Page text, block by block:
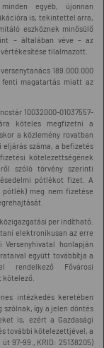
egyéb, újonnan
is, tekintettel arra,
eszköznek minősülő
– általában véve – az
tilalmazott.
189.000.000
fenti magatartás miatt az
10032000-01037557-
köteles megfizetni a
a közlemény rovatban
száma, a befizetés
kötelezettségének
szóló törvény szerinti
pótlékot fizet. A
meg nem fizetése
per indítható.
elektronikusan az erre
honlapján
együtt továbbítja a
rendelkező Fővárosi
kötelező.
intézkedés keretében
így a jelen döntés
is, ezért a Gazdasági
további kötelezettjével, a
97-99., KRID: 25138205)